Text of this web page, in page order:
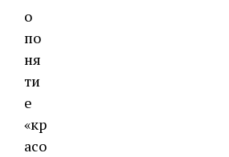
о
по
ня
ти
е
«кр
асо